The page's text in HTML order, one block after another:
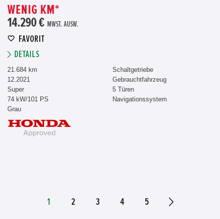
WENIG KM*
14.290 € MWST. AUSW.
FAVORIT
DETAILS
21.684 km
12.2021
Super
74 kW/101 PS
Grau
Schaltgetriebe
Gebrauchtfahrzeug
5 Türen
Navigationssystem
1 2 3 4 5